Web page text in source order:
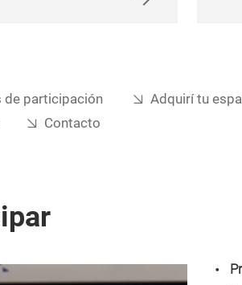
de participación Adquirí tu
Contacto